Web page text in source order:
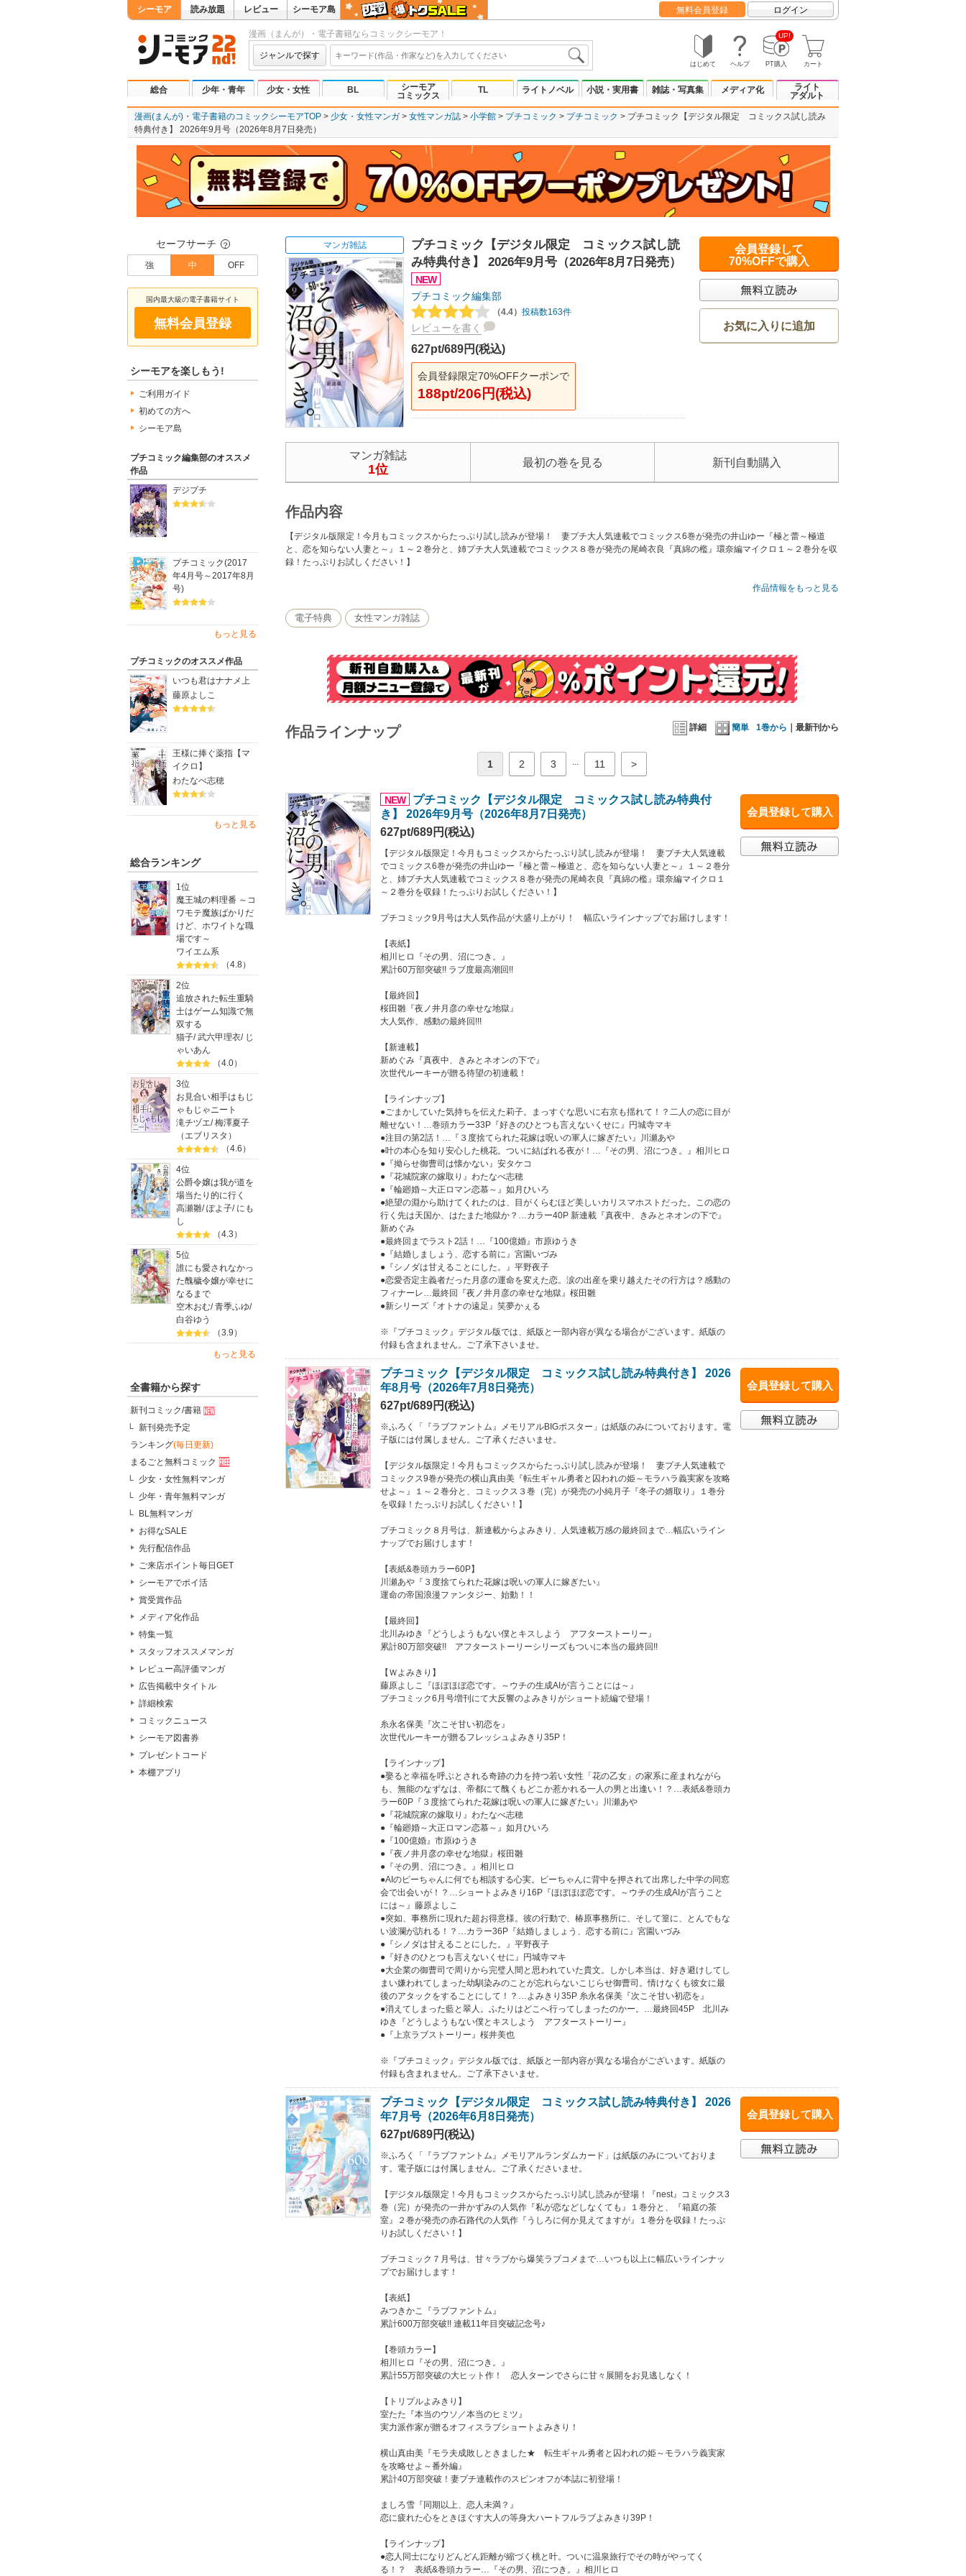
シーモア 読み放題 レビュー シーモア島 無料会員登録 ログイン
漫画（まんが）・電子書籍ならコミックシーモア！
ジャンルで探す
はじめて ヘルプ
UP!
PT購入 カート
総合 少年・青年 少女・女性 BL
シーモア
コミックス
TL ライトノベル 小説・実用書 雑誌・写真集 メディア化
ライト
アダルト
漫画(まんが)・電子書籍のコミックシーモアTOP 少女・女性マンガ 女性マンガ誌 小学館 プチコミック プチコミック
プチコミック【デジタル限定 コミックス試し読み
特典付き】 2026年9月号（2026年8月7日発売）
セーフサーチ ？
強 中 OFF
国内最大級の電子書籍サイト
無料会員登録
シーモアを楽しもう!
ご利用ガイド
初めての方へ
シーモア島
プチコミック編集部のオススメ
作品
デジプチ
プチコミック(2017
年4月号～2017年8月
号)
もっと見る
プチコミックのオススメ作品
いつも君はナナメ上
藤原よしこ
王様に捧ぐ薬指【マ
イクロ】
わたなべ志穂
もっと見る
総合ランキング
1位
魔王城の料理番 ～コ
ワモテ魔族ばかりだ
けど、ホワイトな職
場です～
ワイエム系
（4.8）
2位
追放された転生重騎
士はゲーム知識で無
双する
猫子/武六甲理衣/ じ
ゃいあん
（4.0）
3位
お見合い相手はもじ
ゃもじゃニート
滝チヅエ/梅澤夏子
（エブリスタ）
（4.6）
4位
公爵令嬢は我が道を
場当たり的に行く
高瀬雛/ぽよ子/ にも
し
（4.3）
5位
誰にも愛されなかっ
た醜穢令嬢が幸せに
なるまで
空木おむ/青季ふゆ/
白谷ゆう
（3.9）
もっと見る
全書籍から探す
新刊コミック/書籍
新刊発売予定
ランキング(毎日更新)
まるごと無料コミック
少女・女性無料マンガ
少年・青年無料マンガ
BL無料マンガ
お得なSALE
先行配信作品
ご来店ポイント毎日GET
シーモアでポイ活
賞受賞作品
メディア化作品
特集一覧
スタッフオススメマンガ
レビュー高評価マンガ
広告掲載中タイトル
詳細検索
コミックニュース
シーモア図書券
プレゼントコード
本棚アプリ
マンガ雑誌
プチコミック【デジタル限定 コミックス試し読
み特典付き】 2026年9月号（2026年8月7日発売）
NEW
プチコミック編集部
（4.4） 投稿数163件
レビューを書く
627pt/689円(税込)
会員登録限定70%OFFクーポンで
188pt/206円(税込)
会員登録して
70%OFFで購入
お気に入りに追加
マンガ雑誌
1位 最初の巻を見る 新刊自動購入
作品内容
【デジタル版限定！今月もコミックスからたっぷり試し読みが登場！ 妻プチ大人気連載でコミックス6巻が発売の井山ゆー『極と蕾～極道
と、恋を知らない人妻と～』１～２巻分と、姉プチ大人気連載でコミックス８巻が発売の尾崎衣良『真綿の檻』環奈編マイクロ１～２巻分を収
録！たっぷりお試しください！】
【表紙】
相川ヒロ『その男、沼につき。』
【最終回】
桜田雛『夜ノ井月彦の幸せな地獄』
大人気作、感動の最終回!!!
新めぐみ『真夜中、きみとネオンの下で』
ないくせに』円城寺マキ
●注目の第2話！…『３度捨てられた花嫁は呪いの軍人に嫁ぎたい』川瀬あや
●叶の本心を知り安心した桃花。ついに結ばれる夜が！…『その男、沼につき。』相川ヒロ
●『拗らせ御曹司は懐かない』安タケコ
●『花城院家の嫁取り』わたなべ志穂
●『輪廻婚～大正ロマン恋慕～』如月ひいろ
●絶望の淵から助けてくれたのは、目がくらむほど美しいカリスマホストだった。この恋の行く先は天国か、はたまた地獄か？…カラー40P 新
連載『真夜中、きみとネオンの下で』新めぐみ
●最終回までラスト2話！…『100億婚』市原ゆうき
●『結婚しましょう、恋する前に』宮園いづみ
●『シノダは甘えることにした。』平野夜子
●新シリーズ『オトナの遠足』笑夢かぇる
作品情報をもっと見る
電子特典 女性マンガ雑誌
詳細 簡単 1巻から ｜最新刊から
作品ラインナップ
1 2 3 11 >
会員登録して購入
NEW
プチコミック【デジタル限定 コミックス試し読み特典付
き】 2026年9月号（2026年8月7日発売）
627pt/689円(税込)
【デジタル版限定！今月もコミックスからたっぷり試し読みが登場！ 妻プチ大人気連載
でコミックス6巻が発売の井山ゆー『極と蕾～極道と、恋を知らない人妻と～』１～２巻分
と、姉プチ大人気連載でコミックス８巻が発売の尾崎衣良『真綿の檻』環奈編マイクロ１
～２巻分を収録！たっぷりお試しください！】
プチコミック9月号は大人気作品が大盛り上がり！ 幅広いラインナップでお届けします！
【表紙】
相川ヒロ『その男、沼につき。』
累計60万部突破!! ラブ度最高潮回!!
【最終回】
桜田雛『夜ノ井月彦の幸せな地獄』
大人気作、感動の最終回!!!
【新連載】
新めぐみ『真夜中、きみとネオンの下で』
次世代ルーキーが贈る待望の初連載！
【ラインナップ】
●ごまかしていた気持ちを伝えた莉子。まっすぐな思いに右京も揺れて！？二人の恋に目が
離せない！…巻頭カラー33P『好きのひとつも言えないくせに』円城寺マキ
●注目の第2話！…『３度捨てられた花嫁は呪いの軍人に嫁ぎたい』川瀬あや
●叶の本心を知り安心した桃花。ついに結ばれる夜が！…『その男、沼につき。』相川ヒロ
●『拗らせ御曹司は懐かない』安タケコ
●『花城院家の嫁取り』わたなべ志穂
●『輪廻婚～大正ロマン恋慕～』如月ひいろ
●絶望の淵から助けてくれたのは、目がくらむほど美しいカリスマホストだった。この恋の
行く先は天国か、はたまた地獄か？…カラー40P 新連載『真夜中、きみとネオンの下で』
新めぐみ
●最終回までラスト2話！…『100億婚』市原ゆうき
●『結婚しましょう、恋する前に』宮園いづみ
●『シノダは甘えることにした。』平野夜子
●恋愛否定主義者だった月彦の運命を変えた恋。涙の出産を乗り越えたその行方は？感動の
フィナーレ…最終回『夜ノ井月彦の幸せな地獄』桜田雛
●新シリーズ『オトナの遠足』笑夢かぇる
※『プチコミック』デジタル版では、紙版と一部内容が異なる場合がございます。紙版の
付録も含まれません。ご了承下さいませ。
会員登録して購入
プチコミック【デジタル限定 コミックス試し読み特典付き】 2026
年8月号（2026年7月8日発売）
627pt/689円(税込)
※ふろく「『ラブファントム』メモリアルBIGポスター」は紙版のみについております。電
子版には付属しません。ご了承くださいませ。
【デジタル版限定！今月もコミックスからたっぷり試し読みが登場！ 妻プチ人気連載で
コミックス9巻が発売の横山真由美『転生ギャル勇者と囚われの姫～モラハラ義実家を攻略
せよ～』１～２巻分と、コミックス３巻（完）が発売の小純月子『冬子の婿取り』１巻分
を収録！たっぷりお試しください！】
プチコミック８月号は、新連載からよみきり、人気連載万感の最終回まで…幅広いライン
ナップでお届けします！
【表紙&巻頭カラー60P】
川瀬あや『３度捨てられた花嫁は呪いの軍人に嫁ぎたい』
運命の帝国浪漫ファンタジー、始動！！
【最終回】
北川みゆき『どうしようもない僕とキスしよう アフターストーリー』
累計80万部突破!! アフターストーリーシリーズもついに本当の最終回!!
【Ｗよみきり】
藤原よしこ『ほぼほぼ恋です。～ウチの生成AIが言うことには～』
プチコミック6月号増刊にて大反響のよみきりがショート続編で登場！
糸永名保美『次こそ甘い初恋を』
次世代ルーキーが贈るフレッシュよみきり35P！
【ラインナップ】
●娶ると幸福を呼ぶとされる奇跡の力を持つ若い女性「花の乙女」の家系に産まれながら
も、無能のなずなは、帝都にて醜くもどこか惹かれる一人の男と出逢い！？…表紙&巻頭カ
ラー60P『３度捨てられた花嫁は呪いの軍人に嫁ぎたい』川瀬あや
●『花城院家の嫁取り』わたなべ志穂
●『輪廻婚～大正ロマン恋慕～』如月ひいろ
●『100億婚』市原ゆうき
●『夜ノ井月彦の幸せな地獄』桜田雛
●『その男、沼につき。』相川ヒロ
●AIのピーちゃんに何でも相談する心実。ピーちゃんに背中を押されて出席した中学の同窓
会で出会いが！？…ショートよみきり16P『ほぼほぼ恋です。～ウチの生成AIが言うこと
には～』藤原よしこ
●突如、事務所に現れた超お得意様。彼の行動で、椿原事務所に、そして篁に、とんでもな
い波瀾が訪れる！？…カラー36P『結婚しましょう、恋する前に』宮園いづみ
●『シノダは甘えることにした。』平野夜子
●『好きのひとつも言えないくせに』円城寺マキ
●大企業の御曹司で周りから完璧人間と思われていた貴文。しかし本当は、好き避けしてし
まい嫌われてしまった幼馴染みのことが忘れらないこじらせ御曹司。情けなくも彼女に最
後のアタックをすることにして！？…よみきり35P 糸永名保美『次こそ甘い初恋を』
●消えてしまった藍と翠人。ふたりはどこへ行ってしまったのかー。…最終回45P 北川み
ゆき『どうしようもない僕とキスしよう アフターストーリー』
●『上京ラブストーリー』桜井美也
※『プチコミック』デジタル版では、紙版と一部内容が異なる場合がございます。紙版の
付録も含まれません。ご了承下さいませ。
会員登録して購入
プチコミック【デジタル限定 コミックス試し読み特典付き】 2026
年7月号（2026年6月8日発売）
627pt/689円(税込)
※ふろく「『ラブファントム』メモリアルランダムカード」は紙版のみについておりま
す。電子版には付属しません。ご了承くださいませ。
【デジタル版限定！今月もコミックスからたっぷり試し読みが登場！『nest』コミックス3
巻（完）が発売の一井かずみの人気作『私が恋などしなくても』１巻分と、『箱庭の茶
室』２巻が発売の赤石路代の人気作『うしろに何か見えてますが』１巻分を収録！たっぷ
りお試しください！】
プチコミック７月号は、甘々ラブから爆笑ラブコメまで…いつも以上に幅広いラインナッ
プでお届けします！
【表紙】
みつきかこ『ラブファントム』
累計600万部突破!! 連載11年目突破記念号♪
【巻頭カラー】
相川ヒロ『その男、沼につき。』
累計55万部突破の大ヒット作！ 恋人ターンでさらに甘々展開をお見逃しなく！
【トリプルよみきり】
室たた『本当のウソ／本当のヒミツ』
実力派作家が贈るオフィスラブショートよみきり！
横山真由美『モラ夫成敗しときました★ 転生ギャル勇者と囚われの姫～モラハラ義実家
を攻略せよ～番外編』
累計40万部突破！妻プチ連載作のスピンオフが本誌に初登場！
ましろ雪『同期以上、恋人未満？』
恋に疲れた心をときほぐす大人の等身大ハートフルラブよみきり39P！
【ラインナップ】
●恋人同士になりどんどん距離が縮づく桃と叶。ついに温泉旅行でその時がやってく
る！？ 表紙&巻頭カラー…『その男、沼につき。』相川ヒロ